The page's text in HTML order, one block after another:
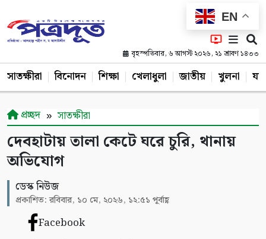
EN
বৃহস্পতিবার, ৬ আগস্ট ২০২৬, ২১ শ্রাবণ ১৪৩৩
সাতক্ষীরা বিনোদন শিক্ষা খেলাধুলা জাতীয় খুলনা
প্রচ্ছদ সাতক্ষীরা
দেবহাটায় তালা কেটে ঘরে চুরি, থানায়
অভিযোগ
ডেস্ক নিউজ
প্রকাশিত: রবিবার, ১০ মে, ২০২৬, ১২:৫১ পূর্বাহ্ণ
Facebook